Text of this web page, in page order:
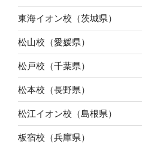
東海イオン校（茨城県）
松山校（愛媛県）
松戸校（千葉県）
松本校（長野県）
松江イオン校（島根県）
板宿校（兵庫県）